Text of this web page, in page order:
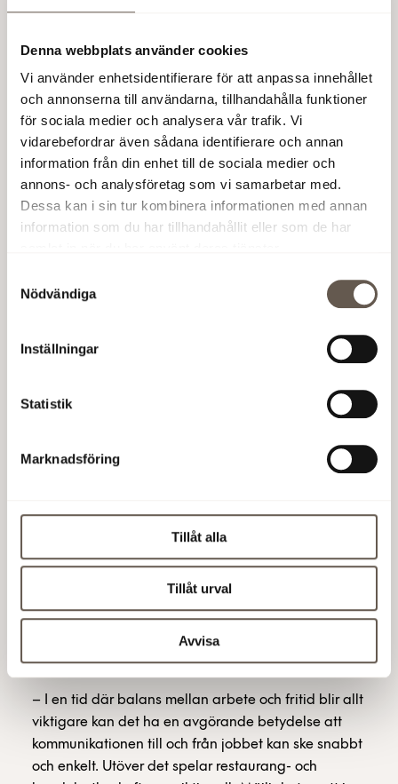
Denna webbplats använder cookies
Vi använder enhetsidentifierare för att anpassa innehållet
och annonserna till användarna, tillhandahålla funktioner
för sociala medier och analysera vår trafik. Vi
vidarebefordrar även sådana identifierare och annan
information från din enhet till de sociala medier och
annons- och analysföretag som vi samarbetar med.
Dessa kan i sin tur kombinera informationen med annan
information som du har tillhandahållit eller som de har
Nödvändiga
Inställningar
Statistik
Marknadsföring
Tillåt alla
Tillåt urval
Avvisa
– Det kan skapa irritation och vara
produktivitetshämmande om kontorslokalerna inte
möjliggör spontana och flexibla möten. Både slutna
rum och öppna mötesplatser efterfrågas i allt högre
grad när samarbete och crossfunktionella team blir
vanligare, säger Gunilla Cornell, HR-chef på
Fabege.
Att SEB valde Arenastaden hade flera skäl.
också väldigt viktigt för oss. Här finns pendel och
tvärbana, och tunnelbana är på väg. Fler och fler
vill cykla till jobbet så vi har 1200 parkeringsplatser
för cyklar i byggnaden.
Gunilla Cornell menar att läget blir allt mer
betydelsefullt för möjligheten att kunna rekrytera
rätt medarbetare.
– I en tid där balans mellan arbete och fritid blir allt
viktigare kan det ha en avgörande betydelse att
kommunikationen till och från jobbet kan ske snabbt
och enkelt. Utöver det spelar restaurang- och